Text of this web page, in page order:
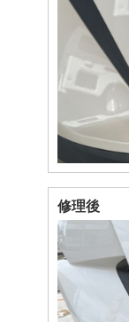
修理後